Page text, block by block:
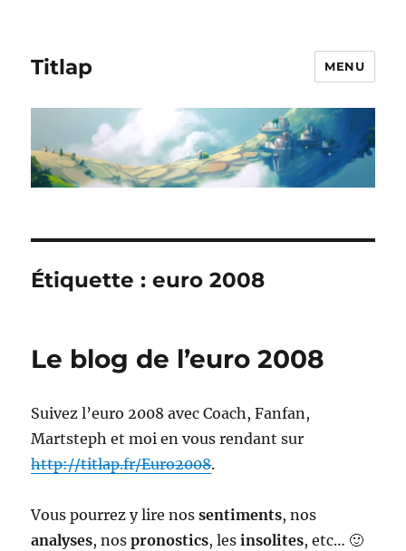
Titlap MENU
Étiquette :euro 2008
Le blog de l’euro 2008
Suivez l’euro 2008 avec Coach, Fanfan,
Martsteph et moi en vous rendant sur
http://titlap.fr/Euro2008.
Vous pourrez y lire nossentiments, nos
analyses, nospronostics, lesinsolites, etc… 🙂